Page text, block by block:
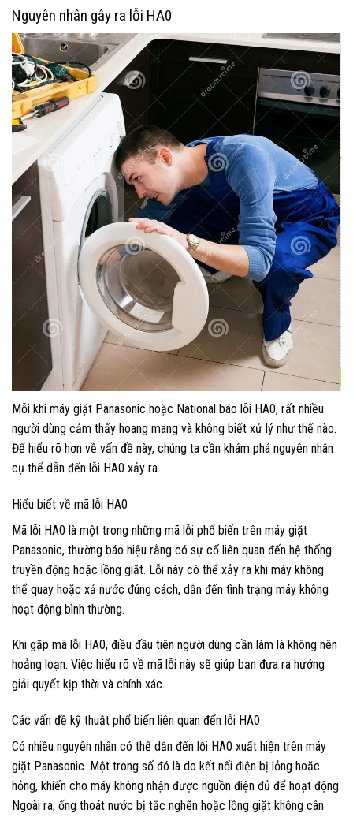
Nguyên nhân gây ra lỗi HA0
Mỗi khi máy giặt Panasonic hoặc National báo lỗi HA0, rất nhiều
người dùng cảm thấy hoang mang và không biết xử lý như thế nào.
Để hiểu rõ hơn về vấn đề này, chúng ta cần khám phá nguyên nhân
cụ thể dẫn đến lỗi HA0 xảy ra.
Hiểu biết về mã lỗi HA0
Mã lỗi HA0 là một trong những mã lỗi phổ biến trên máy giặt
Panasonic, thường báo hiệu rằng có sự cố liên quan đến hệ thống
truyền động hoặc lồng giặt. Lỗi này có thể xảy ra khi máy không
thể quay hoặc xả nước đúng cách, dẫn đến tình trạng máy không
hoạt động bình thường.
Khi gặp mã lỗi HA0, điều đầu tiên người dùng cần làm là không nên
hoảng loạn. Việc hiểu rõ về mã lỗi này sẽ giúp bạn đưa ra hướng
giải quyết kịp thời và chính xác.
Các vấn đề kỹ thuật phổ biến liên quan đến lỗi HA0
Có nhiều nguyên nhân có thể dẫn đến lỗi HA0 xuất hiện trên máy
giặt Panasonic. Một trong số đó là do kết nối điện bị lỏng hoặc
hỏng, khiến cho máy không nhận được nguồn điện đủ để hoạt động.
Ngoài ra, ống thoát nước bị tắc nghẽn hoặc lồng giặt không cân